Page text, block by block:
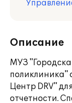
Описание
МУЗ
поликлиника"
Центр DRV"
отчетности.